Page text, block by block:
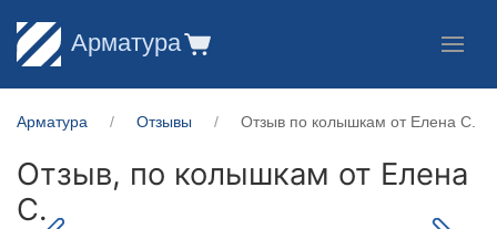
Арматура
Арматура Отзывы Отзыв по колышкам от Елена С.
Отзыв, по колышкам от Елена
С.